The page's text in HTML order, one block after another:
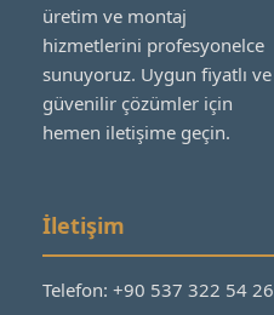
üretim ve montaj
hizmetlerini profesyonelce
sunuyoruz. Uygun fiyatlı ve
güvenilir çözümler için
hemen iletişime geçin.
İletişim
Telefon: +90 537 322 54 26